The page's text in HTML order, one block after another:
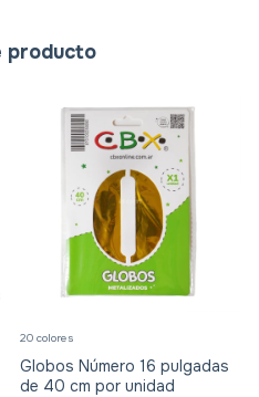
producto
Globos Número 16 pulgadas
de 40 cm por unidad
20 colores